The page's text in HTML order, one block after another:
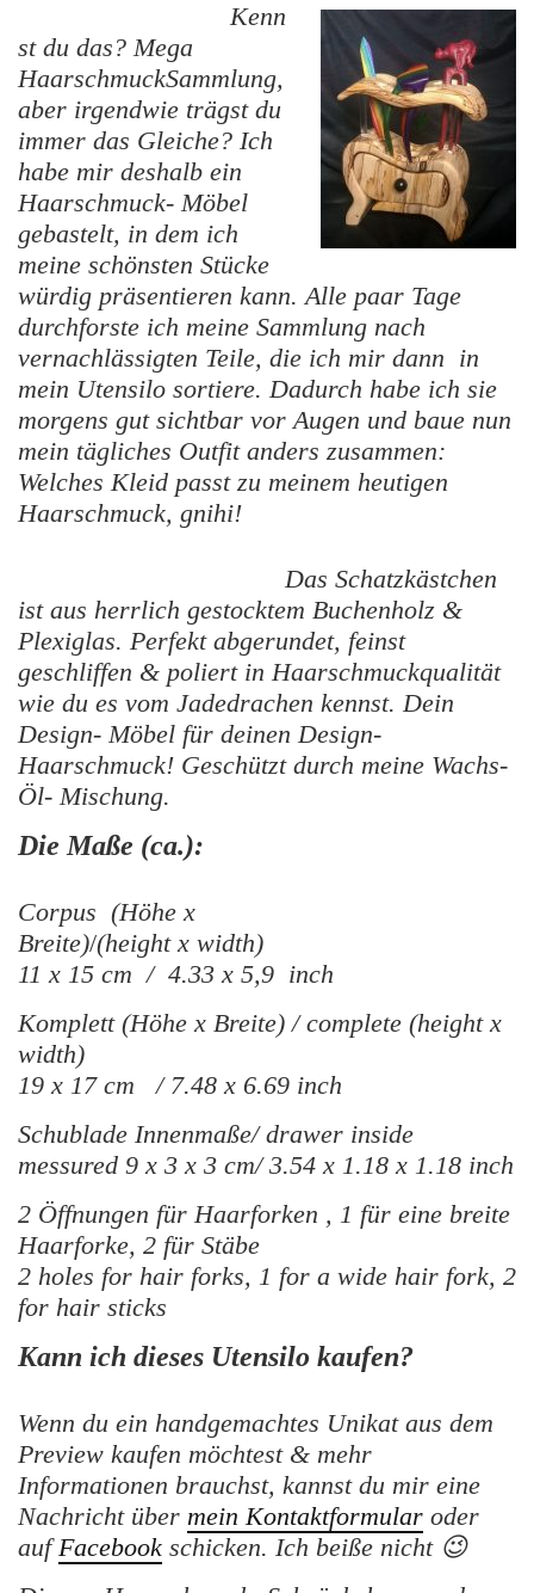
Kenn
st du das? Mega
HaarschmuckSammlung,
aber irgendwie trägst du
immer das Gleiche? Ich
habe mir deshalb ein
Haarschmuck- Möbel
gebastelt, in dem ich
meine schönsten Stücke
würdig präsentieren kann. Alle paar Tage
durchforste ich meine Sammlung nach
vernachlässigten Teile, die ich mir dann in
mein Utensilo sortiere. Dadurch habe ich sie
morgens gut sichtbar vor Augen und baue nun
mein tägliches Outfit anders zusammen:
Welches Kleid passt zu meinem heutigen
Haarschmuck, gnihi!
Das Schatzkästchen
ist aus herrlich gestocktem Buchenholz &
Plexiglas. Perfekt abgerundet, feinst
geschliffen & poliert in Haarschmuckqualität
wie du es vom Jadedrachen kennst. Dein
Design- Möbel für deinen Design-
Haarschmuck! Geschützt durch meine Wachs-
Öl- Mischung.
Die Maße (ca.):
Corpus (Höhe x
Breite)/(height x width)
11 x 15 cm / 4.33 x 5,9 inch
Komplett (Höhe x Breite) / complete (height x
width)
19 x 17 cm / 7.48 x 6.69 inch
Schublade Innenmaße/ drawer inside
messured 9 x 3 x 3 cm/ 3.54 x 1.18 x 1.18 inch
2 Öffnungen für Haarforken , 1 für eine breite
Haarforke, 2 für Stäbe
2 holes for hair forks, 1 for a wide hair fork, 2
for hair sticks
Kann ich dieses Utensilo kaufen?
Wenn du ein handgemachtes Unikat aus dem
Preview kaufen möchtest & mehr
Informationen brauchst, kannst du mir eine
Nachricht über mein Kontaktformular oder
aufFacebook schicken. Ich beiße nicht 😉